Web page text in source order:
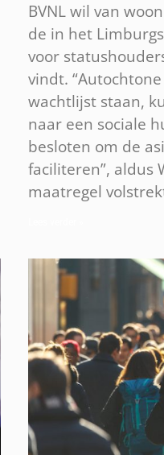
BVNL wil van
de in het
voor
vindt.
wachtlijst staan,
naar een sociale
besloten om de
faciliteren”, aldus
maatregel